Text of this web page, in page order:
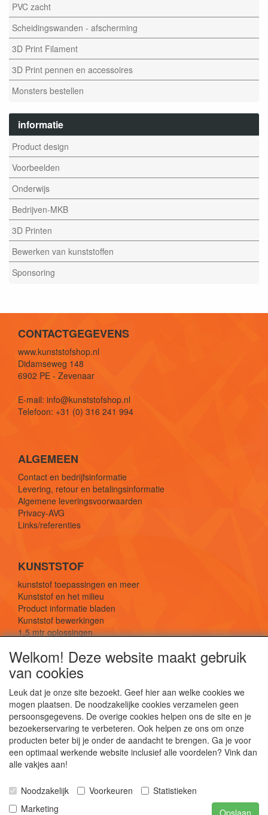
PVC zacht
Scheidingswanden - afscherming
3D Print Filament
3D Print pennen en accessoires
Monsters bestellen
informatie
Product design
Voorbeelden
Onderwijs
Bedrijven-MKB
3D Printen
Bewerken van kunststoffen
Sponsoring
CONTACTGEGEVENS
www.kunststofshop.nl
Didamseweg 148
6902 PE - Zevenaar
E-mail: info@kunststofshop.nl
Telefoon: +31 (0) 316 241 994
ALGEMEEN
Contact en bedrijfsinformatie
Levering, retour en betalingsinformatie
Algemene leveringsvoorwaarden
Privacy-AVG
Links/referenties
KUNSTSTOF
kunststof toepassingen en meer
Kunststof en het milieu
Product informatie bladen
Kunststof bewerkingen
1,5 mtr oplossingen
SOCIALE MEDIA
De webshop voor kunststof platen, folies, buizen
duurzame oplossingen.
Welkom! Deze website maakt gebruik
van cookies
Leuk dat je onze site bezoekt. Geef hier aan welke cookies we
mogen plaatsen. De noodzakelijke cookies verzamelen geen
persoonsgegevens. De overige cookies helpen ons de site en je
bezoekerservaring te verbeteren. Ook helpen ze ons om onze
producten beter bij je onder de aandacht te brengen. Ga je voor
een optimaal werkende website inclusief alle voordelen? Vink dan
alle vakjes aan!
Noodzakelijk Voorkeuren
Statistieken
Marketing
Opslaan